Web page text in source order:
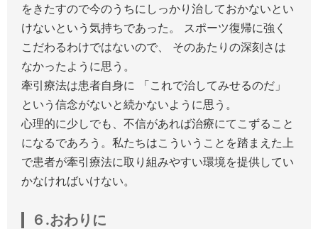
をきたすので今のうちにしっかり治しておかないとい
けないという気持ちであった。 スポーツ復帰に強く
こだわるわけではないので、 そのあたりの深刻さは
なかったように思う。
牽引療法は患者自身に 「これで治してみせるのだ」
という信念がないと続かないように思う。
心理的に少しでも、不信があれば治療にてこずること
になるであろう。私たちはこういうことを踏まえた上
で患者が牽引療法に取り組みやすい環境を提供してい
かなければいけない。
６.おわりに